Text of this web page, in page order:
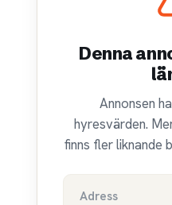
Denna
Annonsen
hyresvärden.
finns fler liknande
Adress